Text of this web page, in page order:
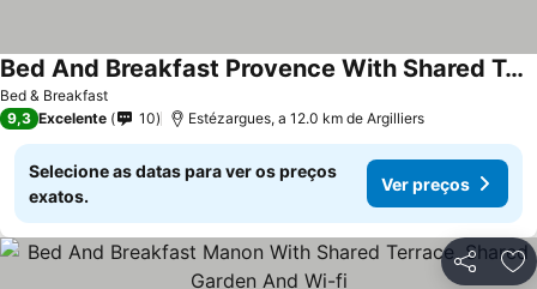
Bed & Breakfast
Bed And Breakfast Provence With Shared Terrace, Shared Garden And Wi-fi
9,3 Excelente 10 Estézargues, a 12.0 km de Argilliers
Selecione as datas para ver os preços
exatos.
Ver preços
Partilhar